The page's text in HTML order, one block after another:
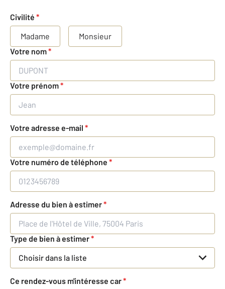
Civilité *
Madame
Monsieur
Votre nom*
Votre prénom*
Votre adresse e-mail *
Votre numéro de téléphone *
Adresse du bien à estimer*
Type de bien à estimer*
Choisir dans la liste
Ce rendez-vous m'intéresse car*